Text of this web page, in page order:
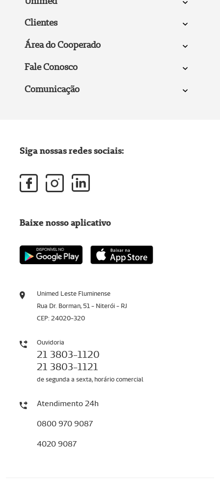
Clientes
Área do Cooperado
Fale Conosco
Comunicação
Unimed Leste Fluminense
Rua Dr. Borman, 51 - Niterói - RJ
CEP: 24020-320
Ouvidoria
21 3803-1120
21 3803-1121
de segunda a sexta, horário comercial
Atendimento 24h
0800 970 9087
4020 9087
Siga nossas redes sociais:
Baixe nosso aplicativo